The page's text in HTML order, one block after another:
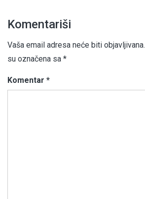
Komentariši
Vaša email adresa neće biti objavljivana.
su označena sa *
Komentar *